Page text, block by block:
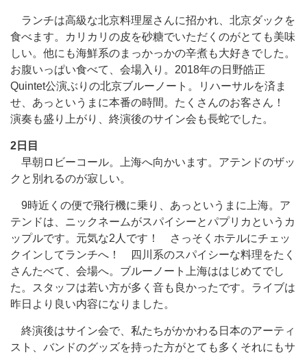
ランチは高級な北京料理屋さんに招かれ、北京ダックを
食べます。カリカリの皮を砂糖でいただくのがとても美味
しい。他にも海鮮系のまっかっかの辛煮も大好きでした。
お腹いっぱい食べて、会場入り。2018年の日野皓正
Quintet公演ぶりの北京ブルーノート。リハーサルを済ま
せ、あっというまに本番の時間。たくさんのお客さん！
演奏も盛り上がり、終演後のサイン会も長蛇でした。
2日目
早朝ロビーコール。上海へ向かいます。アテンドのザッ
クと別れるのが寂しい。
9時近くの便で飛行機に乗り、あっというまに上海。ア
テンドは、ニックネームがスパイシーとパプリカというカ
ップルです。元気な2人です！ さっそくホテルにチェッ
クインしてランチへ！ 四川系のスパイシーな料理をたく
さんたべて、会場へ。ブルーノート上海ははじめてでし
た。スタッフは若い方が多く音も良かったです。ライブは
昨日より良い内容になりました。
終演後はサイン会で、私たちがかかわる日本のアーティ
スト、バンドのグッズを持った方がとても多くそれにもサ